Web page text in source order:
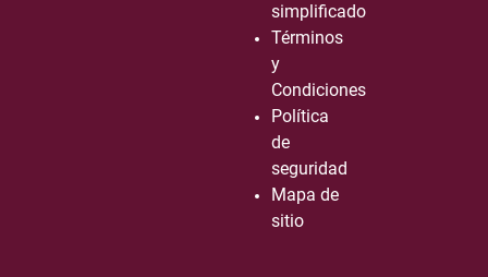
simplificado
Términos
y
Condiciones
Política
de
seguridad
Mapa de
sitio